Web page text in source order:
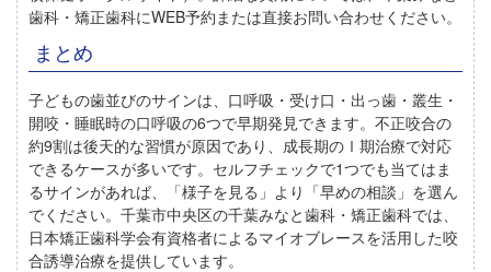
歯科・矯正歯科にWEB予約または直接お問い合わせください。
まとめ
子どもの歯並びのサインは、口呼吸・受け口・出っ歯・叢生・
開咬・睡眠時の口呼吸の6つで早期発見できます。不正咬合の
約9割は後天的な習慣が原因であり、成長期のⅠ期治療で対応
できるケースが多いです。セルフチェックで1つでも当てはま
るサインがあれば、「様子を見る」より「早めの相談」を選ん
でください。千葉市中央区の千葉みなと歯科・矯正歯科では、
日本矯正歯科学会有資格者によるマイオブレースを活用した咬
合誘導治療を提供しています。